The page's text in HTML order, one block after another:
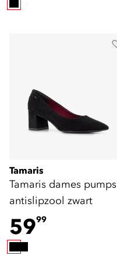
Tamaris
Tamaris dames pumps
antislipzool zwart
5999